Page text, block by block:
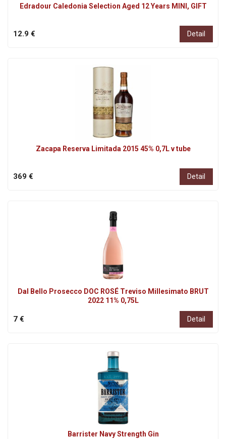
Edradour Caledonia Selection Aged 12 Years MINI, GIFT
12.9 € Detail
Zacapa Reserva Limitada 2015 45% 0,7L v tube
369 € Detail
Dal Bello Prosecco DOC ROSÉ Treviso Millesimato BRUT
2022 11% 0,75L
7 € Detail
Barrister Navy Strength Gin